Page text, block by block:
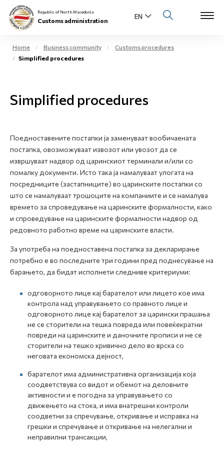
Individuals
E-Customs
Media center
Contact
Newsletter
Republic of North Macedonia
Customs administration
Home Business community
Customs procedures
Simplified procedures
Simplified procedures
Поедноставените постапки ја заменуваат вообичаената
постапка, овозможуваат извозот или увозот да се
извршуваат надвор од царинскиот терминали и/или со
помалку документи. Исто така ја намалуваат улогата на
посредниците (застапниците) во царинските постапки со
што се намалуваат трошоците на компаниите и се намалува
времето за спроведување на царинските формалности, како
и спроведување на царинските формалности надвор од
редовното работно време на царинските власти.
За употреба на поедноставена постапка за декларирање
потребно е во последните три години пред поднесување на
барањето, да бидат исполнети следниве критериуми:
одговорното лице кај барателот или лицето кое има
контрола над управувањето со правното лице и
одговорното лице кај барателот за царински прашања
не се сторители на тешка повреда или повеќекратни
повреди на царинските и даночните прописи и не се
сторители на тешко кривично дело во врска со
неговата економска дејност,
барателот има административна организација која
соодветствува со видот и обемот на деловните
активности и е погодна за управувањето со
движењето на стока, и има внатрешни контроли
соодветни за спречување, откривање и исправка на
грешки и спречување и откривање на нелегални и
неправилни трансакции,